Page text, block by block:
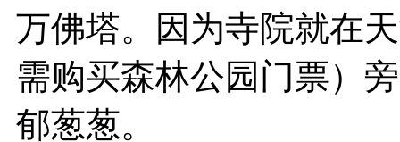
万佛塔。因为寺院就在
需购买森林公园门票）
郁葱葱。